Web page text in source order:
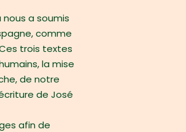
nous a soumis
comme
trois textes
la mise
de notre
de José
afin de